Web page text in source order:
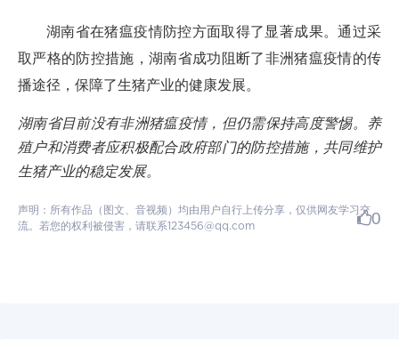
湖南省在猪瘟疫情防控方面取得了显著成果。通过采
取严格的防控措施，湖南省成功阻断了非洲猪瘟疫情的传
播途径，保障了生猪产业的健康发展。
湖南省目前没有非洲猪瘟疫情，但仍需保持高度警惕。养
殖户和消费者应积极配合政府部门的防控措施，共同维护
生猪产业的稳定发展。
声明：所有作品（图文、音视频）均由用户自行上传分享，仅供网友学习交
流。若您的权利被侵害，请联系123456@qq.com
0